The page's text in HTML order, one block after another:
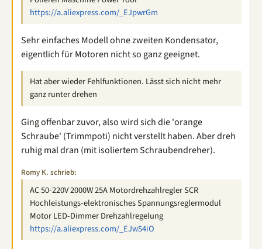
https://a.aliexpress.com/_EJpwrGm
Sehr einfaches Modell ohne zweiten Kondensator,
eigentlich für Motoren nicht so ganz geeignet.
Hat aber wieder Fehlfunktionen. Lässt sich nicht mehr
ganz runter drehen
Ging offenbar zuvor, also wird sich die 'orange
Schraube' (Trimmpoti) nicht verstellt haben. Aber dreh
ruhig mal dran (mit isoliertem Schraubendreher).
Romy K. schrieb:
AC 50-220V 2000W 25A Motordrehzahlregler SCR
Hochleistungs-elektronisches Spannungsreglermodul
Motor LED-Dimmer Drehzahlregelung
https://a.aliexpress.com/_EJw54iO